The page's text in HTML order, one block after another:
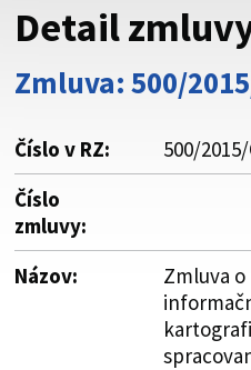
Buďte pozorní a vždy sa
cez zabezpečenú webovú
vždy začína https:// pred
Detail
Zmluva: 500/
Číslo v RZ:
500/
Číslo
zmluvy:
Názov:
Zmluva